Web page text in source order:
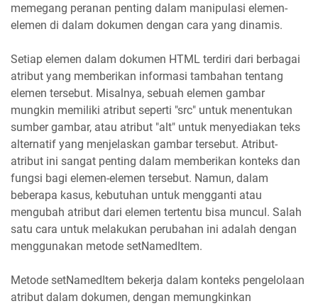
memegang peranan penting dalam manipulasi elemen-
elemen di dalam dokumen dengan cara yang dinamis.
Setiap elemen dalam dokumen HTML terdiri dari berbagai
atribut yang memberikan informasi tambahan tentang
elemen tersebut. Misalnya, sebuah elemen gambar
mungkin memiliki atribut seperti "src" untuk menentukan
sumber gambar, atau atribut "alt" untuk menyediakan teks
alternatif yang menjelaskan gambar tersebut. Atribut-
atribut ini sangat penting dalam memberikan konteks dan
fungsi bagi elemen-elemen tersebut. Namun, dalam
beberapa kasus, kebutuhan untuk mengganti atau
mengubah atribut dari elemen tertentu bisa muncul. Salah
satu cara untuk melakukan perubahan ini adalah dengan
menggunakan metode setNamedItem.
Metode setNamedItem bekerja dalam konteks pengelolaan
atribut dalam dokumen, dengan memungkinkan